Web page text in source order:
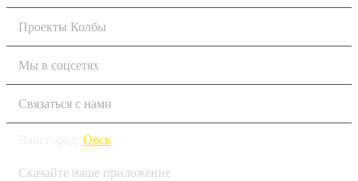
Проекты Колбы
Мы в соцсетях
Связаться с нами
Орск
Скачайте наше приложение